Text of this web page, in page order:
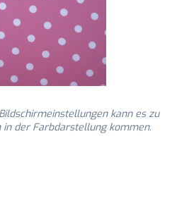
kann es zu
der Farbdarstellung kommen.